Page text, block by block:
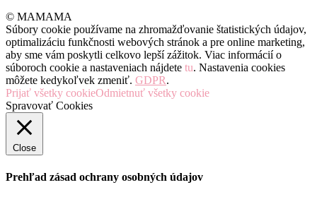
© MAMAMA
Súbory cookie používame na zhromažďovanie štatistických údajov,
optimalizáciu funkčnosti webových stránok a pre online marketing,
aby sme vám poskytli celkovo lepší zážitok. Viac informácií o
súboroch cookie a nastaveniach nájdete tu. Nastavenia cookies
môžete kedykoľvek zmeniť. GDPR.
Prijať všetky cookieOdmietnuť všetky cookie
Spravovať Cookies
Close
Prehľad zásad ochrany osobných údajov